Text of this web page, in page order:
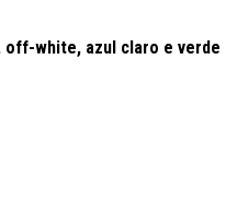
off-white, azul claro e verde